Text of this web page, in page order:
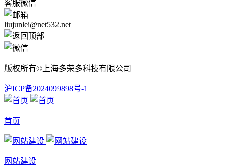
客服微信
liujunlei@net532.net
版权所有©上海多荣多科技有限公司
沪ICP备2024099898号-1
首页
网站建设